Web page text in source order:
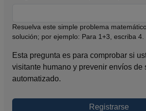
Resuelva este simple problema
solución; por ejemplo: Para 1+3, escriba 4.
Esta pregunta es para comprobar si
visitante humano y prevenir envíos de
automatizado.